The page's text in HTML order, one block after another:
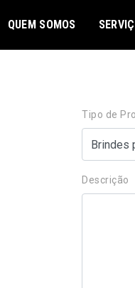
QUEM SOMOS
Tipo de
Descrição